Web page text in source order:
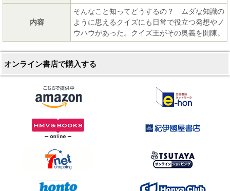
内容
そんなこと知ってどうするの？ ムダな知識の
ように思えるクイズにも日常で役立つ発想やノ
ウハウがあった。クイズ王がその奥義を開陳。
オンライン書店で購入する